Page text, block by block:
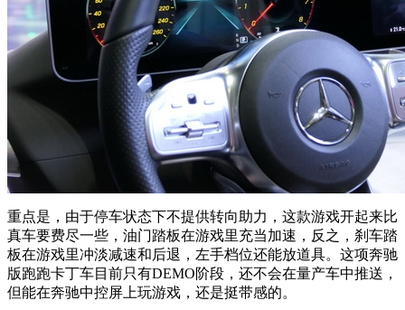
重点是，由于停车状态下不提供转向助力，这款游戏开起来比
真车要费尽一些，油门踏板在游戏里充当加速，反之，刹车踏
板在游戏里冲淡减速和后退，左手档位还能放道具。这项奔驰
版跑跑卡丁车目前只有DEMO阶段，还不会在量产车中推送，
但能在奔驰中控屏上玩游戏，还是挺带感的。